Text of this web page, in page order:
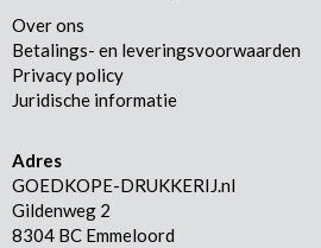
Over ons
Betalings- en leveringsvoorwaarden
Privacy policy
Juridische informatie
Adres
GOEDKOPE-DRUKKERIJ.nl
Gildenweg 2
8304 BC Emmeloord